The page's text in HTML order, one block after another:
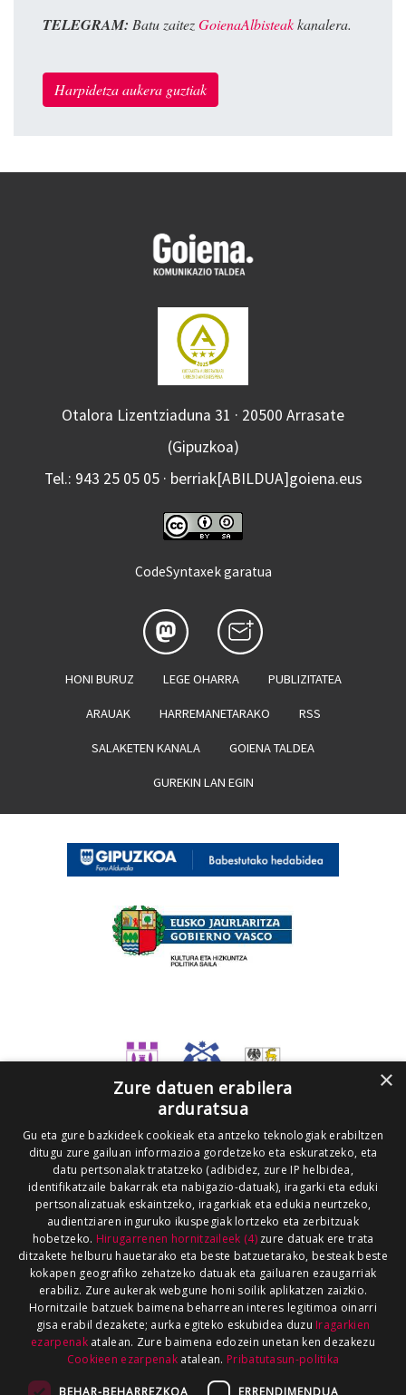
TELEGRAM: Batu zaitezGoienaAlbisteakkanalera.
Harpidetza aukera guztiak
Otalora Lizentziaduna 31 · 20500 Arrasate
(Gipuzkoa)
Tel.: 943 25 05 05 · berriak[ABILDUA]goiena.eus
CodeSyntaxek garatua
HONI BURUZ LEGE OHARRA PUBLIZITATEA
ARAUAK HARREMANETARAKO RSS
SALAKETEN KANALA GOIENA TALDEA
GUREKIN LAN EGIN
×
Zure datuen erabilera
arduratsua
Gu eta gure bazkideek cookieak eta antzeko teknologiak erabiltzen
ditugu zure gailuan informazioa gordetzeko eta eskuratzeko, eta
datu pertsonalak tratatzeko (adibidez, zure IP helbidea,
identifikatzaile bakarrak eta nabigazio-datuak), iragarki eta eduki
pertsonalizatuak eskaintzeko, iragarkiak eta edukia neurtzeko,
audientziaren inguruko ikuspegiak lortzeko eta zerbitzuak
hobetzeko. Hirugarrenen hornitzaileek (4)zure datuak ere trata
ditzakete helburu hauetarako eta beste batzuetarako, besteak beste
kokapen geografiko zehatzeko datuak eta gailuaren ezaugarriak
erabiliz. Zure aukerak webgune honi soilik aplikatzen zaizkio.
Hornitzaile batzuek baimena beharrean interes legitimoa oinarri
gisa erabil dezakete; aurka egiteko eskubidea duzu Iragarkien
ezarpenakatalean. Zure baimena edozein unetan ken dezakezu
Cookieen ezarpenak atalean. Pribatutasun-politika
BEHAR-BEHARREZKOA ERRENDIMENDUA